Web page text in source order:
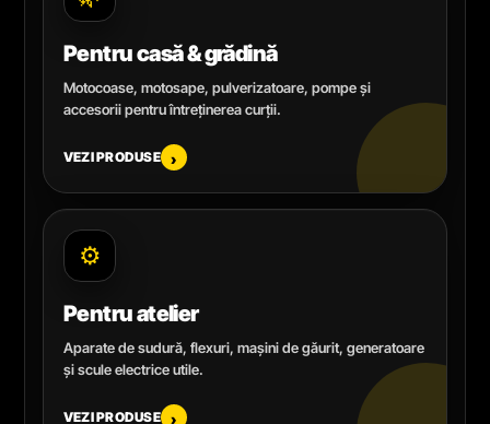
Pentru casă & grădină
Motocoase, motosape, pulverizatoare, pompe și
accesorii pentru întreținerea curții.
VEZI PRODUSE ›
⚙️
Pentru atelier
Aparate de sudură, flexuri, mașini de găurit, generatoare
și scule electrice utile.
VEZI PRODUSE ›